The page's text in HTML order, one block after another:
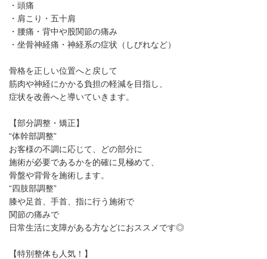
・頭痛
・肩こり・五十肩
・腰痛・背中や股関節の痛み
・坐骨神経痛・神経系の症状（しびれなど）
骨格を正しい位置へと戻して
筋肉や神経にかかる負担の軽減を目指し、
症状を改善へと導いていきます。
【部分調整・矯正】
“体幹部調整”
お客様の不調に応じて、どの部分に
施術が必要であるかを的確に見極めて、
骨盤や背骨を施術します。
“四肢部調整”
膝や足首、手首、指に行う施術で
関節の痛みで
日常生活に支障がある方などにおススメです◎
【特別整体も人気！】